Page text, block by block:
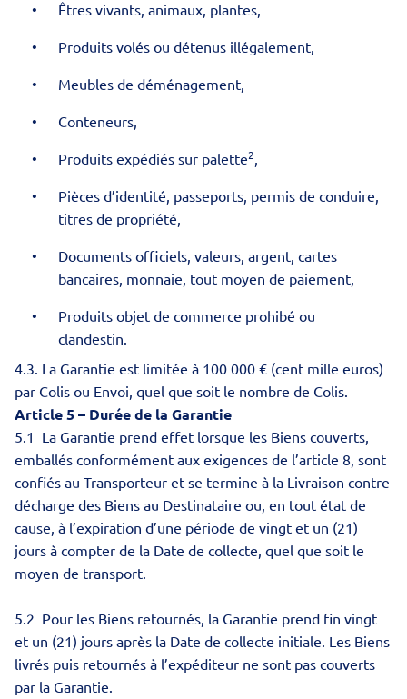
Êtres vivants, animaux, plantes,
Produits volés ou détenus illégalement,
Meubles de déménagement,
Conteneurs,
Produits expédiés sur palette2,
Pièces d’identité, passeports, permis de conduire,
titres de propriété,
Documents officiels, valeurs, argent, cartes
bancaires, monnaie, tout moyen de paiement,
Produits objet de commerce prohibé ou
clandestin.
4.3. La Garantie est limitée à 100 000 € (cent mille euros)
par Colis ou Envoi, quel que soit le nombre de Colis.
Article 5 – Durée de la Garantie
5.1 La Garantie prend effet lorsque les Biens couverts,
emballés conformément aux exigences de l’article 8, sont
confiés au Transporteur et se termine à la Livraison contre
décharge des Biens au Destinataire ou, en tout état de
cause, à l’expiration d’une période de vingt et un (21)
jours à compter de la Date de collecte, quel que soit le
moyen de transport.
5.2 Pour les Biens retournés, la Garantie prend fin vingt
et un (21) jours après la Date de collecte initiale. Les Biens
livrés puis retournés à l’expéditeur ne sont pas couverts
par la Garantie.